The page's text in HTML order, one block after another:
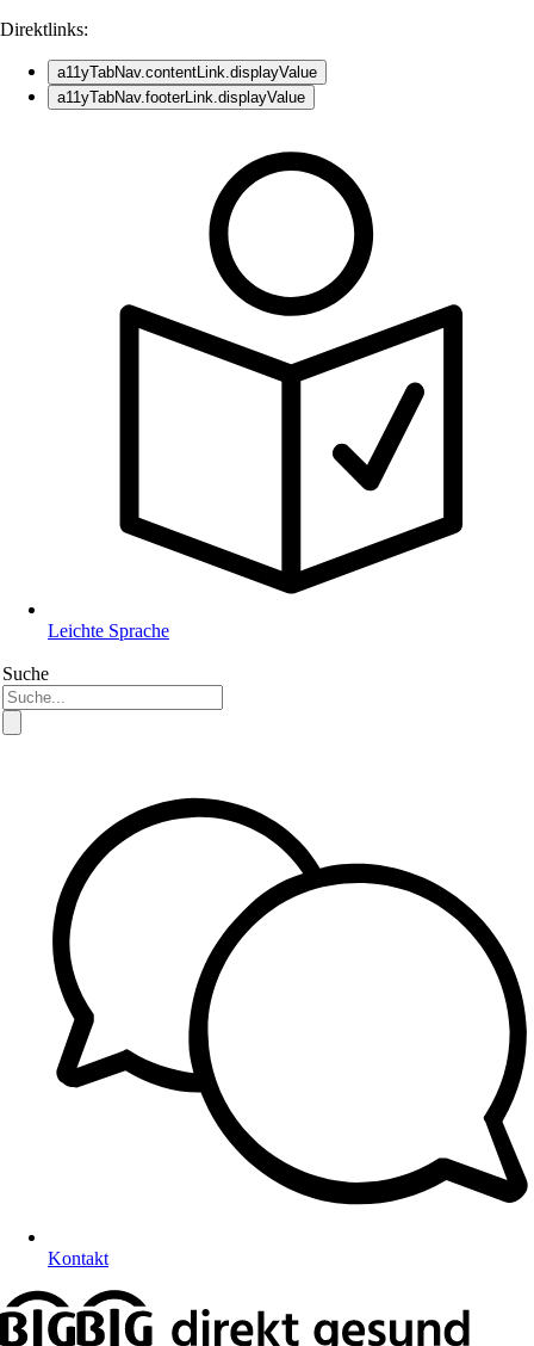
Direktlinks:
a11yTabNav.contentLink.displayValue
a11yTabNav.footerLink.displayValue
Leichte Sprache
Suche
Kontakt